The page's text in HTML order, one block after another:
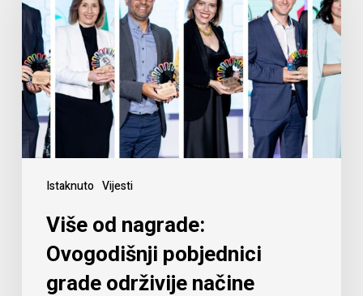
Istaknuto Vijesti
Više od nagrade:
Ovogodišnji pobjednici
grade održivije načine